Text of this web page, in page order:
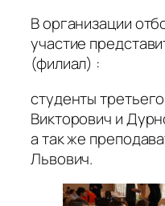
В организации
участие
(филиал) :
студенты
Викторович и
а так же
Львович.